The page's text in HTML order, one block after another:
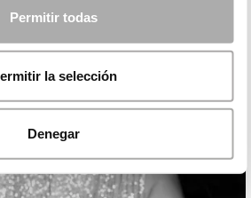
Permitir todas
la selección
Denegar